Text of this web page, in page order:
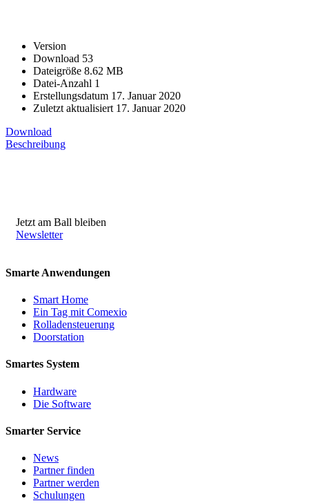
Version
Download 53
Dateigröße 8.62 MB
Datei-Anzahl 1
Erstellungsdatum 17. Januar 2020
Zuletzt aktualisiert 17. Januar 2020
Download
Beschreibung
Jetzt am Ball bleiben
Newsletter
Smarte Anwendungen
Smart Home
Ein Tag mit Comexio
Rolladensteuerung
Doorstation
Smartes System
Hardware
Die Software
Smarter Service
News
Partner finden
Partner werden
Schulungen